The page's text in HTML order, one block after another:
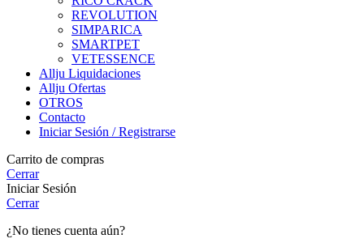
REVOLUTION
SIMPARICA
SMARTPET
VETESSENCE
Allju Liquidaciones
Allju Ofertas
OTROS
Contacto
Iniciar Sesión / Registrarse
Carrito de compras
Cerrar
Iniciar Sesión
Cerrar
¿No tienes cuenta aún?